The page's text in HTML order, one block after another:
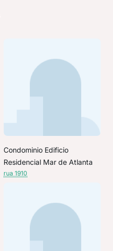
Condominio Edificio
Residencial Mar de Atlanta
rua 1910